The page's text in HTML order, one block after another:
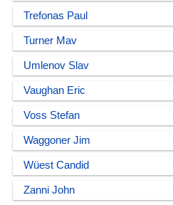
Trefonas Paul
Turner Mav
Umlenov Slav
Vaughan Eric
Voss Stefan
Waggoner Jim
Wüest Candid
Zanni John